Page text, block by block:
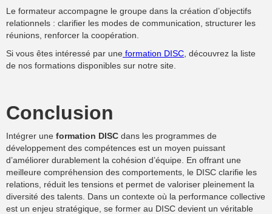
Le formateur accompagne le groupe dans la création d’objectifs
relationnels : clarifier les modes de communication, structurer les
réunions, renforcer la coopération.
Si vous êtes intéressé par une formation DISC , découvrez la liste
de nos formations disponibles sur notre site.
Conclusion
Intégrer une formation DISC dans les programmes de
développement des compétences est un moyen puissant
d’améliorer durablement la cohésion d’équipe. En offrant une
meilleure compréhension des comportements, le DISC clarifie les
relations, réduit les tensions et permet de valoriser pleinement la
diversité des talents. Dans un contexte où la performance collective
est un enjeu stratégique, se former au DISC devient un véritable